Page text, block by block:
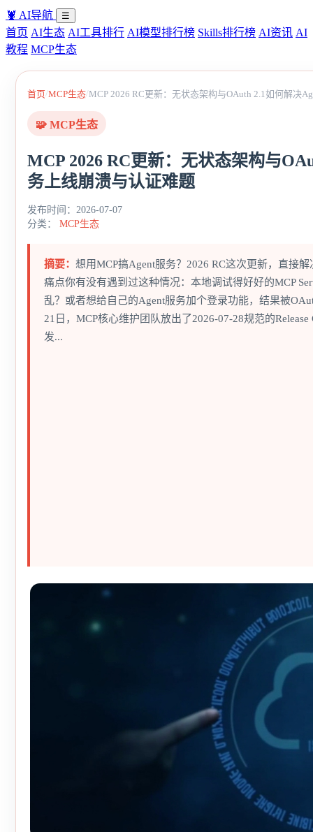
🦞 AI导航 ☰
首页 AI生态 AI工具排行 AI模型排行榜 Skills排行榜 AI资讯 AI
教程 MCP生态
首页/MCP生态/MCP 2026 RC更新：无状态架构与OAuth 2.1如何解决
🧩 MCP生态
MCP 2026 RC更新：无状态架构与
务上线崩溃与认证难题
发布时间：2026-07-07
分类： MCP生态
摘要： 想用MCP搞Agent服务？2026 RC这次更新，直接
痛点你有没有遇到过这种情况：本地调试得好好的MCP
乱？或者想给自己的Agent服务加个登录功能，结果被
21日，MCP核心维护团队放出了2026-07-28规范的
发...